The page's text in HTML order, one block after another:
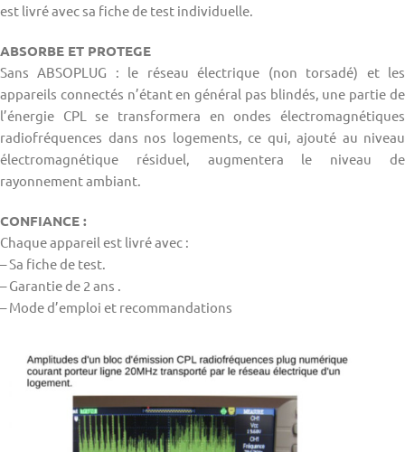
est livré avec sa fiche de test individuelle.
ABSORBE ET PROTEGE
Sans ABSOPLUG : le réseau électrique (non torsadé) et les
appareils connectés n’étant en général pas blindés, une partie de
l’énergie CPL se transformera en ondes électromagnétiques
radiofréquences dans nos logements, ce qui, ajouté au niveau
électromagnétique résiduel, augmentera le niveau de
rayonnement ambiant.
CONFIANCE :
Chaque appareil est livré avec :
– Sa fiche de test.
– Garantie de 2 ans .
– Mode d’emploi et recommandations